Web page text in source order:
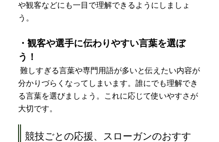
や観客などにも一目で理解できるようにしましょ
う。
・観客や選手に伝わりやすい言葉を選ぼ
う！
難しすぎる言葉や専門用語が多いと伝えたい内容が
分かりづらくなってしまいます。誰にでも理解でき
る言葉を選びましょう。これに応じて使いやすさが
大切です。
競技ごとの応援、スローガンのおすす